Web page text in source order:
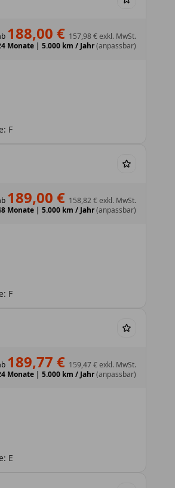
188,00 € 157,98 €exkl. MwSt.
Monate | 5.000 km / Jahr(anpassbar)
F
189,00 € 158,82 €exkl. MwSt.
Monate | 5.000 km / Jahr(anpassbar)
F
189,77 € 159,47 €exkl. MwSt.
Monate | 5.000 km / Jahr(anpassbar)
E